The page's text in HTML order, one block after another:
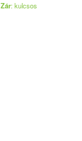
Zár: kulcsos